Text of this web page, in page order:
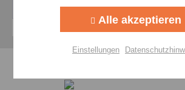
Personalisierung
Alle akzeptieren
Einstellungen